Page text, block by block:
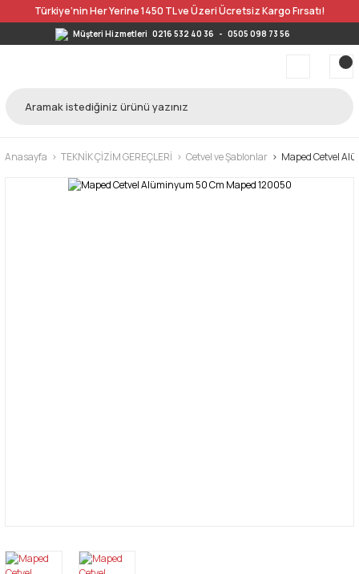
Türkiye’nin Her Yerine 1450 TL ve Üzeri Ücretsiz Kargo Fırsatı!
Müşteri Hizmetleri 0216 532 40 36 - 0505 098 73 56
Anasayfa TEKNİK ÇİZİM GEREÇLERİ Cetvel ve Şablonlar Maped Cetvel